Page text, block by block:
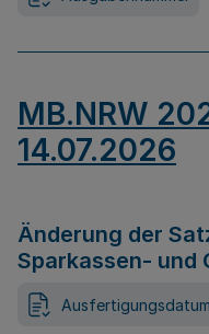
MB.NRW
14.07.2026
Änderung der
Sparkassen- und
Ausfertigungsdatum